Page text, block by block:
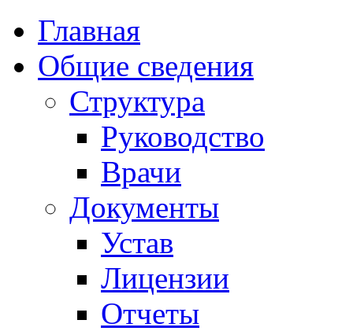
Главная
Общие сведения
Структура
Руководство
Врачи
Документы
Устав
Лицензии
Отчеты